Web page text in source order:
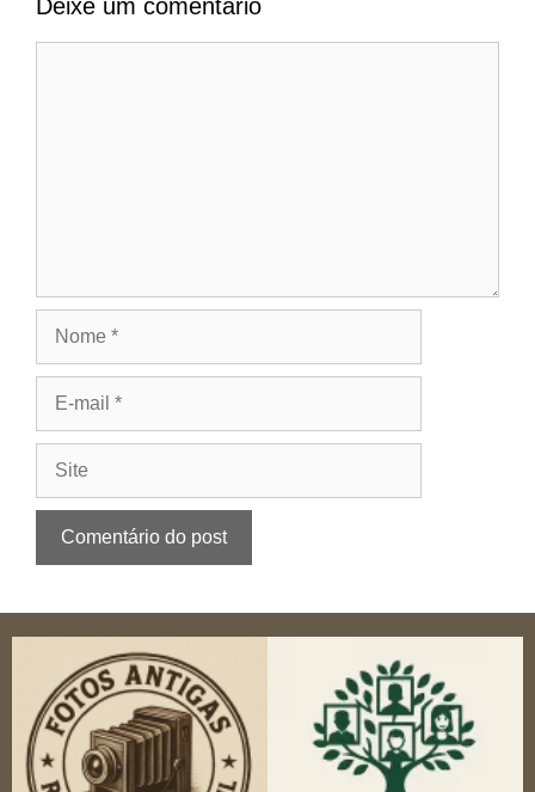
Deixe um comentário
mail